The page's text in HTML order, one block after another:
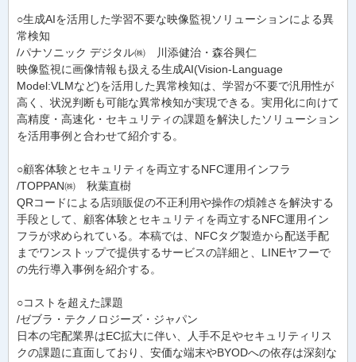
○生成AIを活用した学習不要な映像監視ソリューションによる異
常検知
/パナソニック デジタル㈱ 川添健治・森谷興仁
映像監視に画像情報も扱える生成AI(Vision-Language
Model:VLMなど)を活用した異常検知は、学習が不要で汎用性が
高く、状況判断も可能な異常検知が実現できる。実用化に向けて
高精度・高速化・セキュリティの課題を解決したソリューション
を活用事例と合わせて紹介する。
○顧客体験とセキュリティを両立するNFC運用インフラ
/TOPPAN㈱ 秋葉直樹
QRコードによる店頭販促の不正利用や操作の煩雑さを解決する
手段として、顧客体験とセキュリティを両立するNFC運用イン
フラが求められている。本稿では、NFCタグ製造から配送手配
までワンストップで提供するサービスの詳細と、LINEヤフーで
の先行導入事例を紹介する。
○コストを超えた課題
/ゼブラ・テクノロジーズ・ジャパン
日本の宅配業界はEC拡大に伴い、人手不足やセキュリティリス
クの課題に直面しており、安価な端末やBYODへの依存は深刻な